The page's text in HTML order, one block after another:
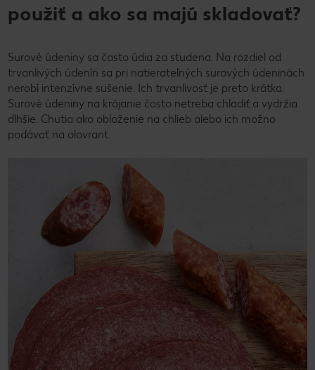
použiť a ako sa majú skladovať?
Surové údeniny sa často údia za studena. Na rozdiel od
trvanlivých údenín sa pri natierateľných surových údeninách
nerobí intenzívne sušenie. Ich trvanlivosť je preto krátka.
Surové údeniny na krájanie často netreba chladiť a vydržia
dlhšie. Chutia ako obloženie na chlieb alebo ich možno
podávať na olovrant.